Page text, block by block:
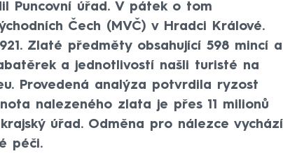
Puncovní úřad. V pátek o tom
Čech (MVČ) v Hradci Králové.
Zlaté předměty obsahující 598 mincí a
a jednotlivostí našli turisté na
Provedená analýza potvrdila ryzost
nalezeného zlata je přes 11 milionů
úřad. Odměna pro nálezce vychází
péči.